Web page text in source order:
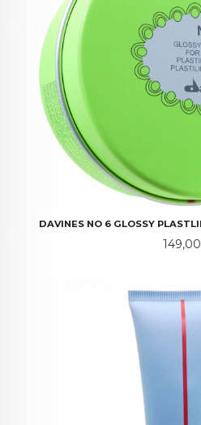
DAVINES NO 6 GLOSSY
Pris
149,00